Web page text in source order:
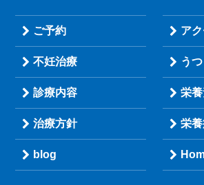
ご予約 ア
不妊治療 う
診療内容 栄
治療方針 栄
blog